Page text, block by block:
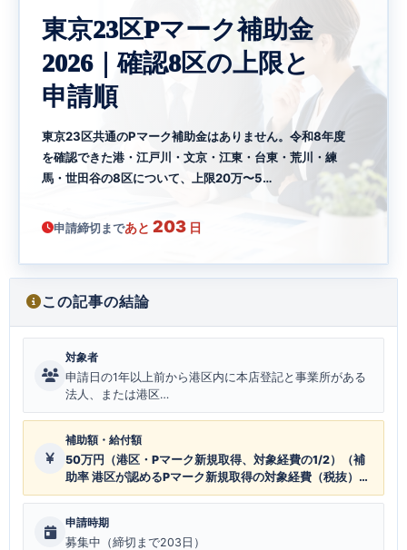
東京23区Pマーク補助金
2026｜確認8区の上限と
申請順
東京23区共通のPマーク補助金はありません。令和8年度
を確認できた港・江戸川・文京・江東・台東・荒川・練
馬・世田谷の8区について、上限20万〜5…
申請締切まであと 203 日
この記事の結論
対象者
申請日の1年以上前から港区内に本店登記と事業所がある
法人、または港区…
補助額・給付額
50万円（港区・Pマーク新規取得、対象経費の1/2）（補
助率 港区が認めるPマーク新規取得の対象経費（税抜）の
1/2、上限50万円。更新取得は対象外。実際の交付額は港
申請時期
募集中（締切まで203日）